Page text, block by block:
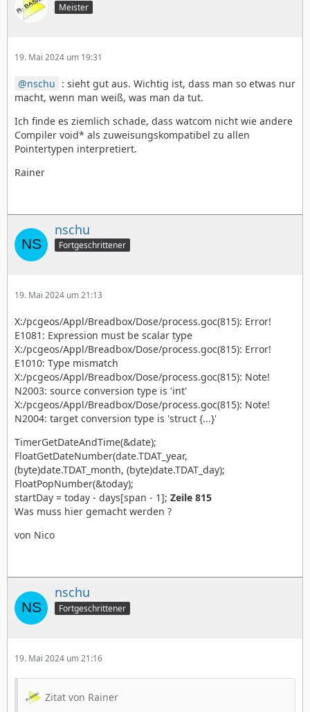
Meister
19. Mai 2024 um 19:31
nschu : sieht gut aus. Wichtig ist, dass man so etwas nur
macht, wenn man weiß, was man da tut.
Ich finde es ziemlich schade, dass watcom nicht wie andere
Compiler void* als zuweisungskompatibel zu allen
Pointertypen interpretiert.
Rainer
nschu
Fortgeschrittener
19. Mai 2024 um 21:13
X:/pcgeos/Appl/Breadbox/Dose/process.goc(815): Error!
E1081: Expression must be scalar type
X:/pcgeos/Appl/Breadbox/Dose/process.goc(815): Error!
E1010: Type mismatch
X:/pcgeos/Appl/Breadbox/Dose/process.goc(815): Note!
N2003: source conversion type is 'int'
X:/pcgeos/Appl/Breadbox/Dose/process.goc(815): Note!
N2004: target conversion type is 'struct {...}'
TimerGetDateAndTime(&date);
FloatGetDateNumber(date.TDAT_year,
(byte)date.TDAT_month, (byte)date.TDAT_day);
FloatPopNumber(&today);
startDay = today - days[span - 1]; Zeile 815
Was muss hier gemacht werden ?
von Nico
nschu
Fortgeschrittener
19. Mai 2024 um 21:16
Zitat von Rainer